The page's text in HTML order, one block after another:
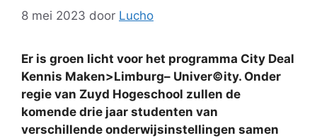
8 mei 2023 door Lucho
Er is groen licht voor het programma City Deal
Kennis Maken>Limburg– Univer©ity. Onder
regie van Zuyd Hogeschool zullen de
komende drie jaar studenten van
verschillende onderwijsinstellingen samen